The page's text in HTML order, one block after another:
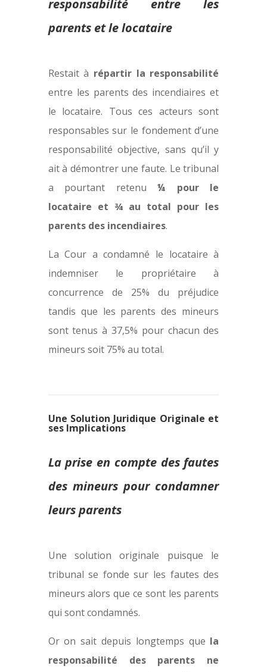
responsabilité entre les
parents et le locataire
Restait à répartir la responsabilité
entre les parents des incendiaires et
le locataire. Tous ces acteurs sont
responsables sur le fondement d’une
responsabilité objective, sans qu’il y
ait à démontrer une faute. Le tribunal
a pourtant retenu¼ pour le
locataire et ¾ au total pour les
parents des incendiaires.
La Cour a condamné le locataire à
indemniser le propriétaire à
concurrence de 25% du préjudice
tandis que les parents des mineurs
sont tenus à 37,5% pour chacun des
mineurs soit 75% au total.
Une Solution Juridique Originale et
ses Implications
La prise en compte des fautes
des mineurs pour condamner
leurs parents
Une solution originale puisque le
tribunal se fonde sur les fautes des
mineurs alors que ce sont les parents
qui sont condamnés.
Or on sait depuis longtemps que la
responsabilité des parents ne